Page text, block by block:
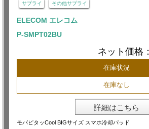
サプライ その他サプライ
ELECOM エレコム
P-SMPT02BU
ネット価格：
在庫状況
在庫なし
詳細はこちら
モバピタッCool BIGサイズ スマホ冷却パッド